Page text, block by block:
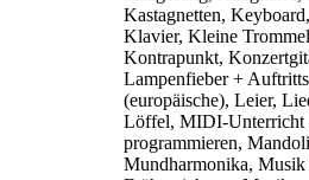
Kastagnetten,
Klavier, Kleine
Kontrapunkt,
Lampenfieber +
(europäische), Leier,
Löffel, MIDI-Unterricht
programmieren,
Mundharmonika,